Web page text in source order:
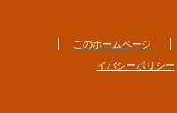
このホームページ
イバシーポリシー